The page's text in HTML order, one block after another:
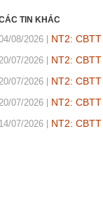
TIN KHÁC
08/2026 NT2:
07/2026 NT2:
07/2026 NT2:
07/2026 NT2:
14/07/2026 NT2: